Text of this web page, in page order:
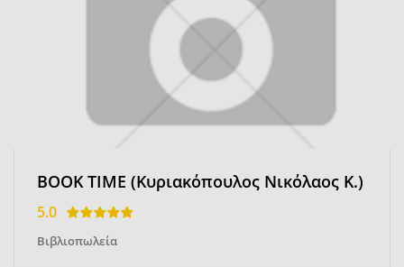
BOOK TIME (Κυριακόπουλος Νικόλαος Κ.)
5.0
Βιβλιοπωλεία